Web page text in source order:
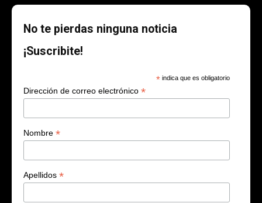
No te pierdas ninguna noticia
¡Suscribite!
* indica que es obligatorio
Dirección de correo electrónico *
Nombre *
Apellidos *